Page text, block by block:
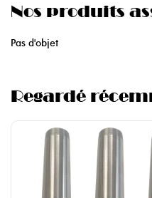
Nos produits
Pas d'objet
Regardé